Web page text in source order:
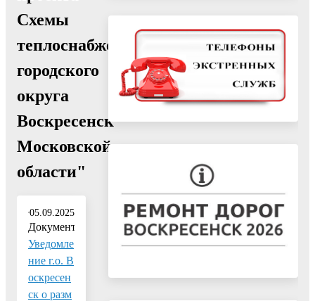
Схемы
теплоснабжения
городского
округа
Воскресенск
Московской
области"
05.09.2025
Документ:
Уведомле
ние г.о. В
оскресен
ск о разм